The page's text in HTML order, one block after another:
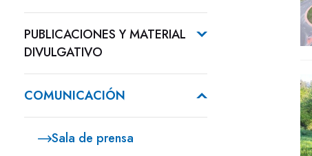
PUBLICACIONES Y MATERIAL
DIVULGATIVO
COMUNICACIÓN
Sala de prensa